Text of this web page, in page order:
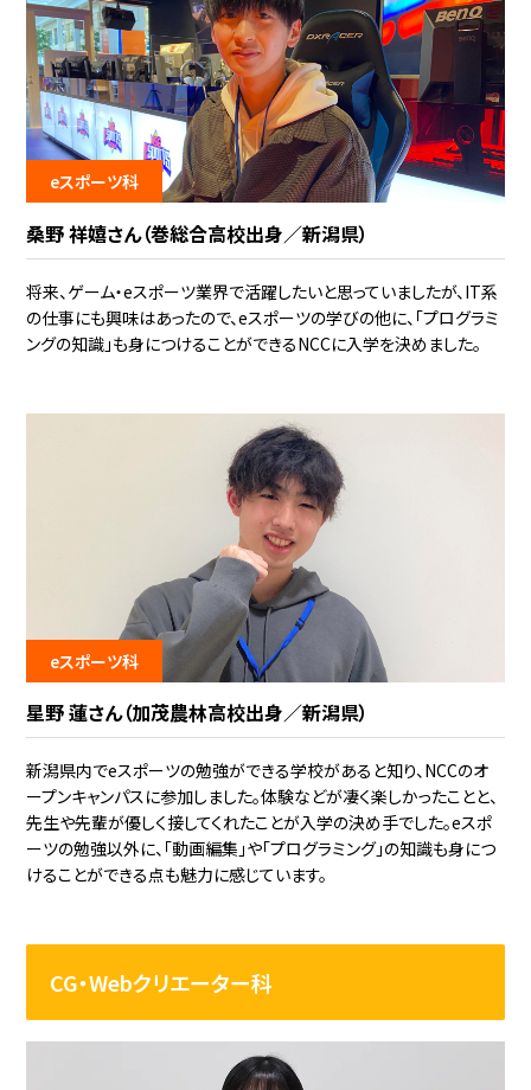
eスポーツ科
桑野 祥嬉さん（巻総合高校出身／新潟県）
将来、ゲーム・eスポーツ業界で活躍したいと思っていましたが、IT系
の仕事にも興味はあったので、eスポーツの学びの他に、「プログラミ
ングの知識」も身につけることができるNCCに入学を決めました。
eスポーツ科
星野 蓮さん（加茂農林高校出身／新潟県）
新潟県内でeスポーツの勉強ができる学校があると知り、NCCのオ
ープンキャンパスに参加しました。体験などが凄く楽しかったことと、
先生や先輩が優しく接してくれたことが入学の決め手でした。eスポ
ーツの勉強以外に、「動画編集」や「プログラミング」の知識も身につ
けることができる点も魅力に感じています。
CG・Webクリエーター科